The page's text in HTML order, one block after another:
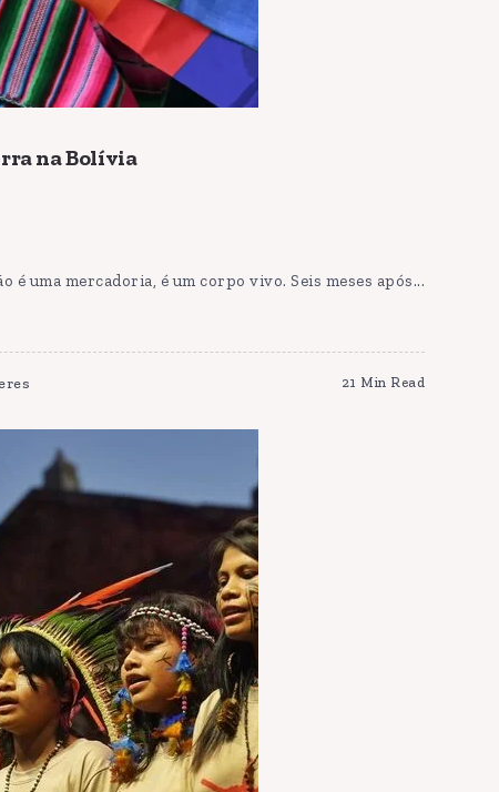
na Bolívia
é uma mercadoria, é um corpo vivo. Seis meses após...
21 Min Read